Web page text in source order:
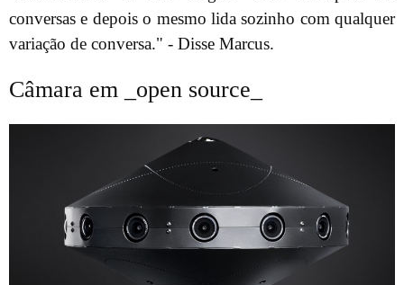
conversas e depois o mesmo lida sozinho com qualquer
variação de conversa." - Disse Marcus.
Câmara em _open source_